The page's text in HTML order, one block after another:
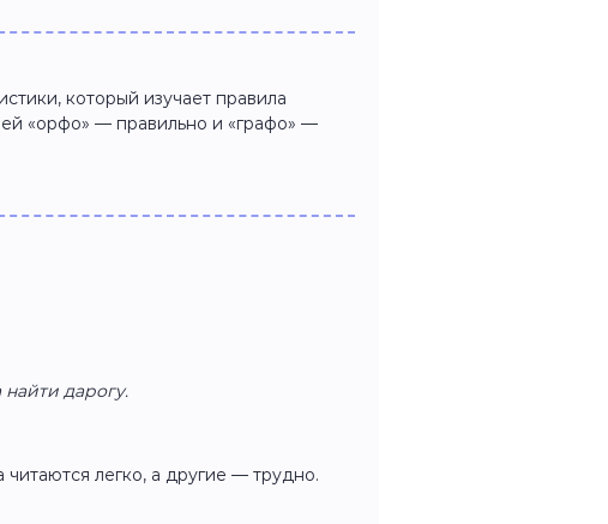
который изучает правила
«орфо» — правильно и «графо» —
дарогу.
легко, а другие — трудно.